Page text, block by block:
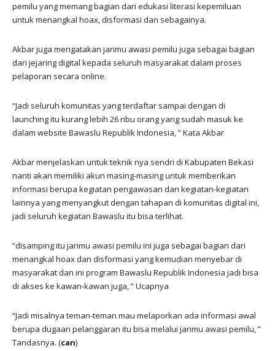
pemilu yang memang bagian dari edukasi literasi kepemiluan
untuk menangkal hoax, disformasi dan sebagainya.
Akbar juga mengatakan jarimu awasi pemilu juga sebagai bagian
dari jejaring digital kepada seluruh masyarakat dalam proses
pelaporan secara online.
“Jadi seluruh komunitas yang terdaftar sampai dengan di
launching itu kurang lebih 26 ribu orang yang sudah masuk ke
dalam website Bawaslu Republik Indonesia, ” Kata Akbar
Akbar menjelaskan untuk teknik nya sendri di Kabupaten Bekasi
nanti akan memiliki akun masing-masing untuk memberikan
informasi berupa kegiatan pengawasan dan kegiatan-kegiatan
lainnya yang menyangkut dengan tahapan di komunitas digital ini,
jadi seluruh kegiatan Bawaslu itu bisa terlihat.
“disamping itu jarimu awasi pemilu ini juga sebagai bagian dari
menangkal hoax dan disformasi yang kemudian menyebar di
masyarakat dan ini program Bawaslu Republik Indonesia jadi bisa
di akses ke kawan-kawan juga, ” Ucapnya
“Jadi misalnya teman-teman mau melaporkan ada informasi awal
berupa dugaan pelanggaran itu bisa melalui jarimu awasi pemilu, ”
Tandasnya. (can)